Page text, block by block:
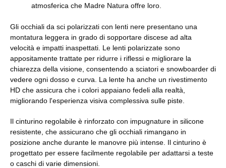
atmosferica che Madre Natura offre loro.
Gli occhiali da sci polarizzati con lenti nere presentano una
montatura leggera in grado di sopportare discese ad alta
velocità e impatti inaspettati. Le lenti polarizzate sono
appositamente trattate per ridurre i riflessi e migliorare la
chiarezza della visione, consentendo a sciatori e snowboarder di
vedere ogni dosso e curva. La lente ha anche un rivestimento
HD che assicura che i colori appaiano fedeli alla realtà,
migliorando l'esperienza visiva complessiva sulle piste.
Il cinturino regolabile è rinforzato con impugnature in silicone
resistente, che assicurano che gli occhiali rimangano in
posizione anche durante le manovre più intense. Il cinturino è
progettato per essere facilmente regolabile per adattarsi a teste
o caschi di varie dimensioni.